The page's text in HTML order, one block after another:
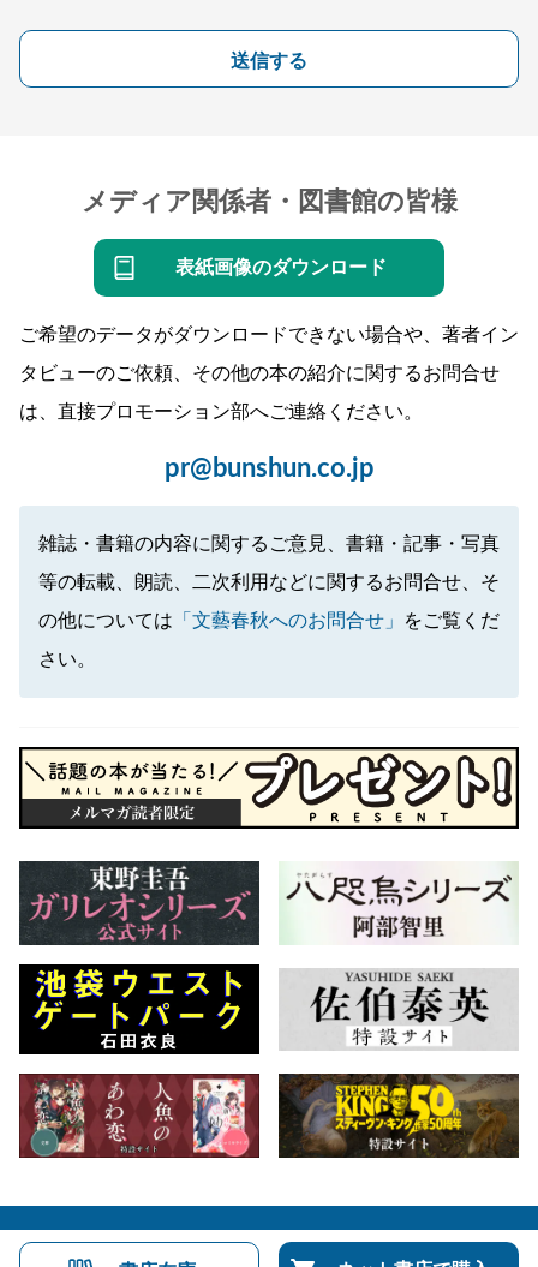
送信する
メディア関係者・図書館の皆様
表紙画像のダウンロード
ご希望のデータがダウンロードできない場合や、著者イン
タビューのご依頼、その他の本の紹介に関するお問合せ
は、直接プロモーション部へご連絡ください。
pr@bunshun.co.jp
雑誌・書籍の内容に関するご意見、書籍・記事・写真
等の転載、朗読、二次利用などに関するお問合せ、そ
の他については 「文藝春秋へのお問合せ」
をご覧くだ
さい。
会社概要 自費出版のご案内 お問合せ